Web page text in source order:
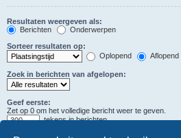
Resultaten weergeven als:
Berichten
Onderwerpen
Sorteer resultaten op:
Oplopend
Aflopend
Zoek in berichten van afgelopen:
Geef eerste:
Zet op 0 om het volledige bericht weer te geven.
tekens in berichten